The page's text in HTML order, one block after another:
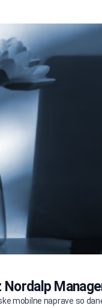
Nordalp
mobilne naprave so